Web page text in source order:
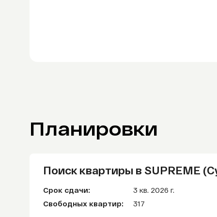
Планировки
Поиск квартиры в SUPREME
Срок сдачи:
3 кв. 2026 г.
Свободных квартир:
317